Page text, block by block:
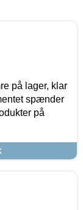
på lager, klar
spænder
på